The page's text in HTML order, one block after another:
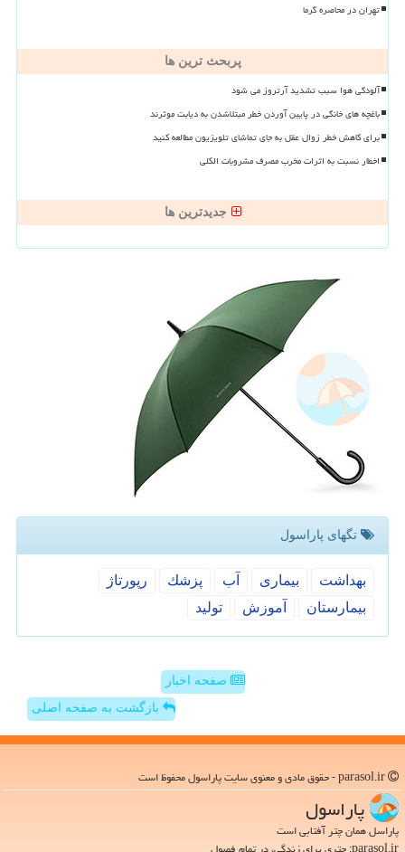
تهران در محاصره گرما
پربحث ترین ها
آلودگی هوا سبب تشدید آرتروز می شود
باغچه های خانگی در پایین آوردن خطر مبتلاشدن به دیابت موثرند
برای کاهش خطر زوال عقل به جای تماشای تلویزیون مطالعه کنید
اخطار نسبت به اثرات مخرب مصرف مشروبات الکلی
جدیدترین ها
تگهای پاراسول
بهداشت بیماری آب پزشك
رپورتاژ
بیمارستان
آموزش تولید
صفحه اخبار
بازگشت به صفحه اصلی
پاراسول
پاراسل همان چتر آفتابی است